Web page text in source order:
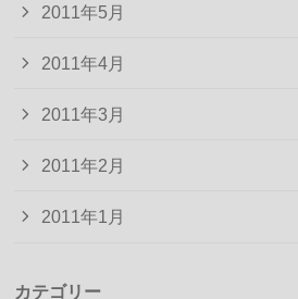
2011年5月
2011年4月
2011年3月
2011年2月
2011年1月
カテゴリー